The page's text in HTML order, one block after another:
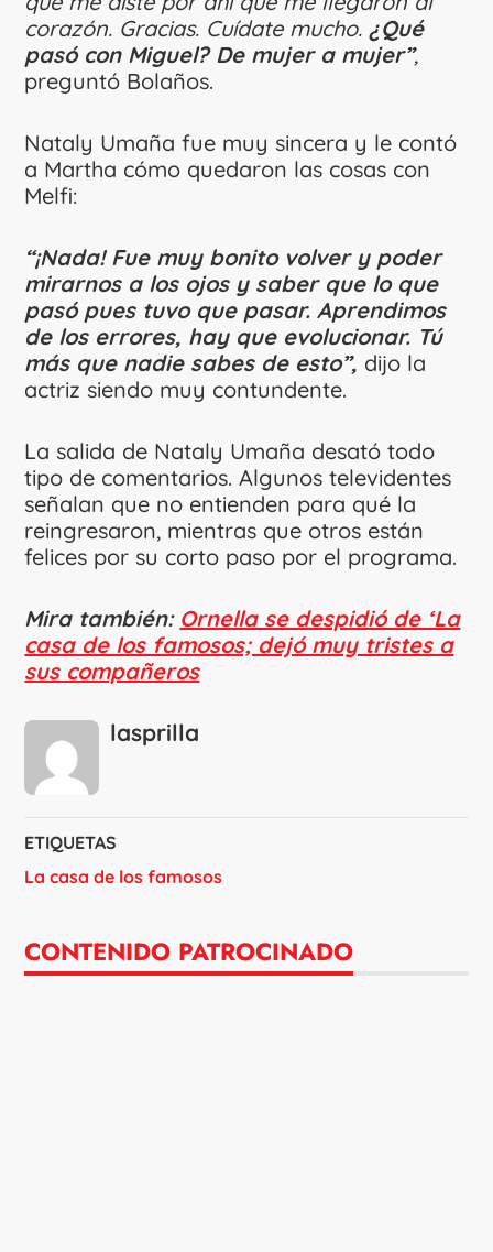
corazón. Gracias. Cuídate mucho. ¿Qué
pasó con Miguel? De mujer a mujer”,
preguntó Bolaños.
Nataly Umaña fue muy sincera y le contó
a Martha cómo quedaron las cosas con
Melfi:
“¡Nada! Fue muy bonito volver y poder
mirarnos a los ojos y saber que lo que
pasó pues tuvo que pasar. Aprendimos
de los errores, hay que evolucionar. Tú
más que nadie sabes de esto”, dijo la
actriz siendo muy contundente.
La salida de Nataly Umaña desató todo
tipo de comentarios. Algunos televidentes
señalan que no entienden para qué la
reingresaron, mientras que otros están
felices por su corto paso por el programa.
Mira también: Ornella se despidió de ‘La
casa de los famosos; dejó muy tristes a
sus compañeros
lasprilla
ETIQUETAS
La casa de los famosos
CONTENIDO PATROCINADO